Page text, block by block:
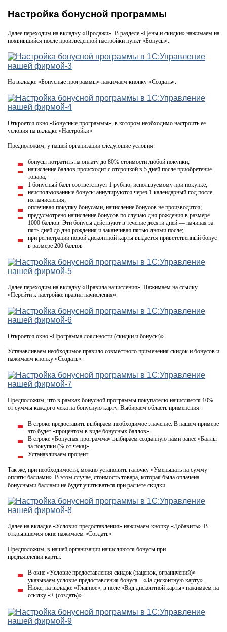
Настройка бонусной программы
Далее переходим на вкладку «Продажи». В разделе «Цены и скидки» нажимаем на
появившийся после произведенной настройки пункт «Бонусы».
На вкладке «Бонусные программы» нажимаем кнопку «Создать».
Откроется окно «Бонусные программы», в котором необходимо настроить ее
условия на вкладке «Настройки».
Предположим, у нашей организации следующие условия:
бонусы потратить на оплату до 80% стоимости любой покупки;
начисление баллов происходит с отсрочкой в 5 дней после приобретение
товара;
1 бонусный балл соответствует 1 рублю, используемому при покупке;
неиспользованные бонусы аннулируются через 1 календарный год после
их начисления;
оплачивая покупку бонусами, начисление бонусов не производится;
предусмотрено начисление бонусов по случаю дня рождения в размере
1000 баллов. Эти бонусы действуют в течение десяти дней — начиная за
пять дней до дня рождения и заканчивая пятью днями после;
при регистрации новой дисконтной карты выдается приветственный бонус
в размере 200 баллов
Далее переходим на вкладку «Правила начисления». Нажимаем на ссылку
«Перейти к настройке правил начисления».
Откроется окно «Программа лояльности (скидки и бонусы)».
Устанавливаем необходимое правило совместного применения скидок и бонусов и
нажимаем кнопку «Создать».
Предположим, что в рамках бонусной программы покупателю начисляется 10%
от суммы каждого чека на бонусную карту. Выбираем область применения.
В строке предоставить выбираем необходимое значение. В нашем примере
это будет «процентом в виде бонусных баллов».
В строке «Бонусная программа» выбираем созданную нами ранее «Баллы
за покупки (% от чека)».
Устанавливаем процент.
Так же, при необходимости, можно установить галочку «Уменьшать на сумму
оплаты баллами». В этом случае, стоимость товара, которая была оплачена
бонусными баллами не будет учитываться при расчете скидки.
Далее на вкладке «Условия предоставления» нажимаем кнопку «Добавить». В
открывшемся окне нажимаем «Создать».
Предположим, в нашей организации начисляются бонусы при
предъявлении карты.
В окне «Условие предоставления скидок (наценок, ограничений)»
указываем условие предоставления бонуса – «За дисконтную карту».
Ниже, на вкладке «Главное», в поле «Вид дисконтной карты» нажимаем на
ссылку «+ (создать)».